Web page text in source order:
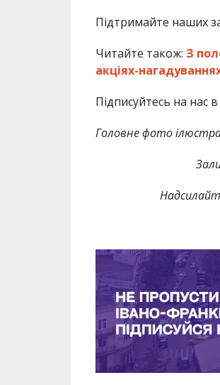
Підтримайте наших
Читайте також: З
акціях-
Підписуйтесь на нас в
Головне фото